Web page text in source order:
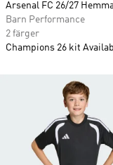
Arsenal FC 26/27
Barn Performance
2 färger
Champions 26 kit